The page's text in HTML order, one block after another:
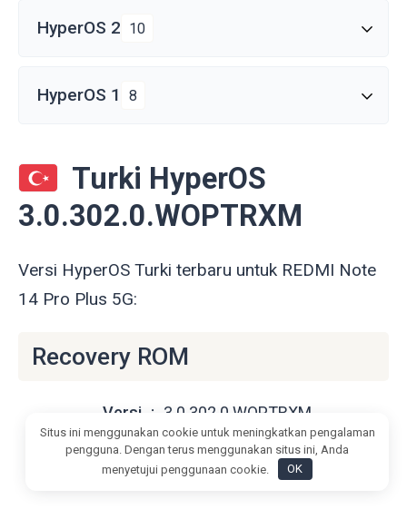
HyperOS 2 10
HyperOS 1 8
Turki HyperOS
3.0.302.0.WOPTRXM
Versi HyperOS Turki terbaru untuk REDMI Note
14 Pro Plus 5G:
Recovery ROM
Versi
3.0.302.0.WOPTRXM
OS
HyperOS 3
Situs ini menggunakan cookie untuk meningkatkan pengalaman
pengguna. Dengan terus menggunakan situs ini, Anda
menyetujui penggunaan cookie.
OK